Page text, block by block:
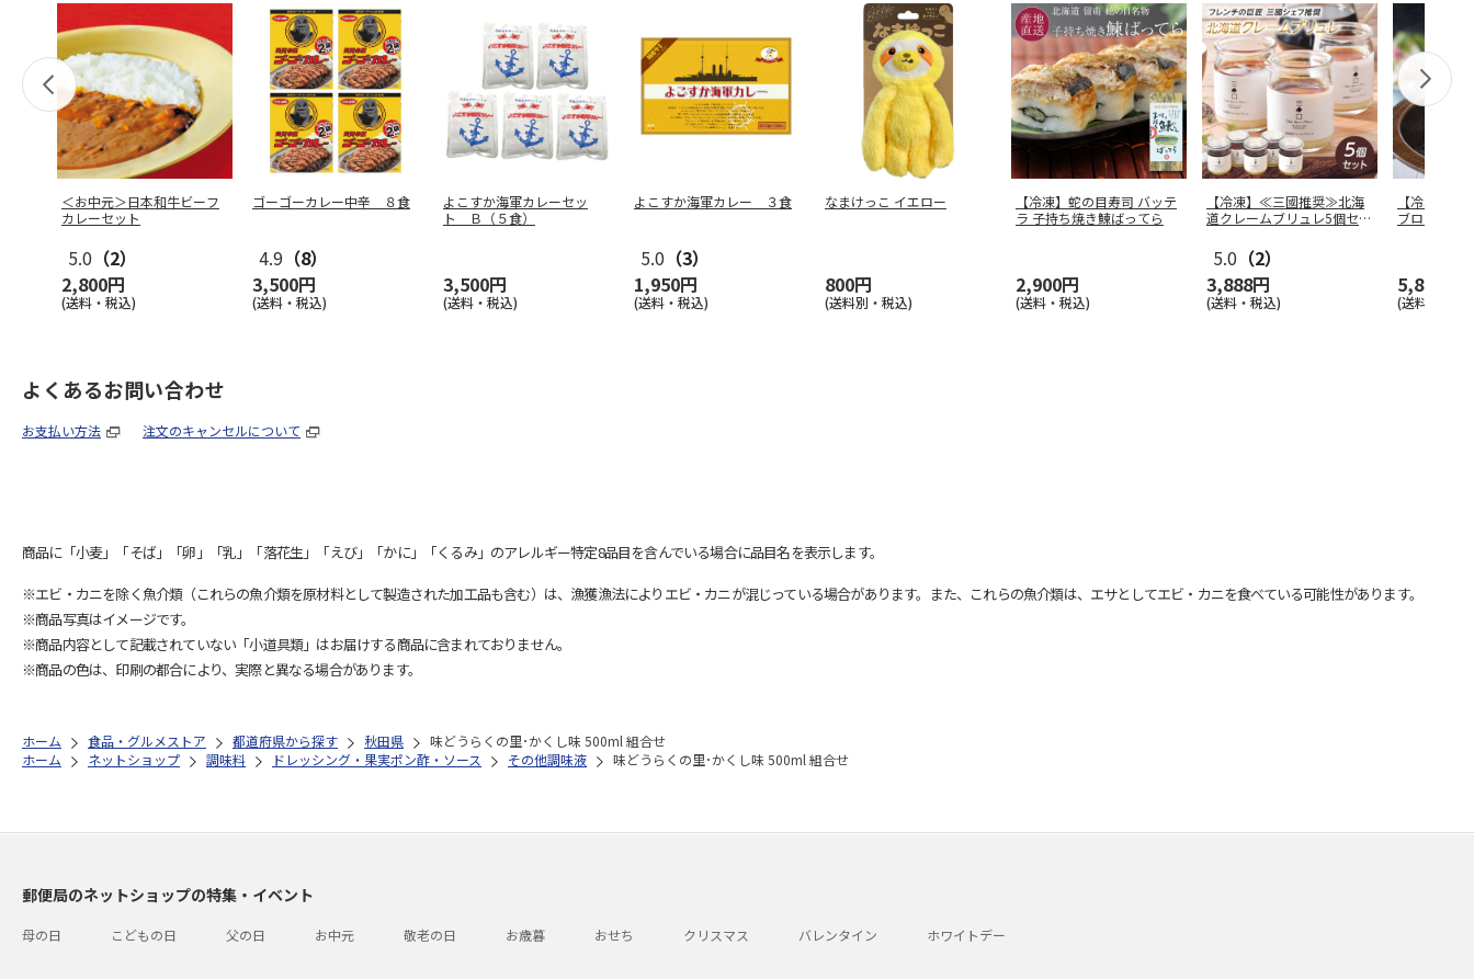
＜お中元＞日本和牛ビーフ
カレーセット
5.0 （2）
2,800円
(送料・税込)
ゴーゴーカレー中辛 ８食
4.9 （8）
3,500円
(送料・税込)
よこすか海軍カレーセッ
ト Ｂ（５食）
3,500円
(送料・税込)
よこすか海軍カレー ３食
5.0 （3）
1,950円
(送料・税込)
なまけっこ イエロー
800円
(送料別・税込)
【冷凍】蛇の目寿司 バッテ
ラ 子持ち焼き鰊ばってら
2,900円
(送料・税込)
【冷凍】≪三國推奨≫北海
道クレームブリュレ5個セッ
5.0 （2）
3,888円
(送料・税込)
【冷凍】熊
ブロースス
5,800円
(送料別・税
よくあるお問い合わせ
お支払い方法 注文のキャンセルについて
商品に「小麦」「そば」「卵」「乳」「落花生」「えび」「かに」「くるみ」のアレルギー特定8品目を含んでいる場合に品目名を表示します。
※エビ・カニを除く魚介類（これらの魚介類を原材料として製造された加工品も含む）は、漁獲漁法によりエビ・カニが混じっている場合があります。また、これらの魚介類は、エサとしてエビ・カニを食べている可能性があります。
※商品写真はイメージです。
※商品内容として記載されていない「小道具類」はお届けする商品に含まれておりません。
※商品の色は、印刷の都合により、実際と異なる場合があります。
ホーム 食品・グルメストア 都道府県から探す 秋田県
味どうらくの里･かくし味 500ml 組合せ
ホーム
ネットショップ 調味料 ドレッシング・果実ポン酢・ソース その他調味液 味どうらくの里･かくし味 500ml 組合せ
郵便局のネットショップの特集・イベント
母の日 こどもの日 父の日 お中元 敬老の日 お歳暮 おせち クリスマス バレンタイン ホワイトデー